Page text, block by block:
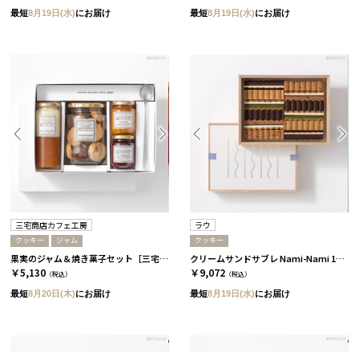
最短8月19日(水)にお届け 最短8月19日(水)にお届け
三宅商店カフェ工房
クッキー ジャム
果実のジャム＆焼き菓子セット［三宅商店カフェ工房］
￥5,130 （税込）
最短8月20日(木)にお届け
ラウ
クッキー
クリームサンドサブレ Nami-Nami 12本入［ラウ］
￥9,072 （税込）
最短8月19日(水)にお届け